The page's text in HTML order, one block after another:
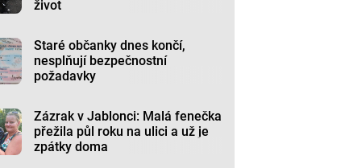
život
Staré občanky dnes končí,
nesplňují bezpečnostní
požadavky
Zázrak v Jablonci: Malá fenečka
přežila půl roku na ulici a už je
zpátky doma